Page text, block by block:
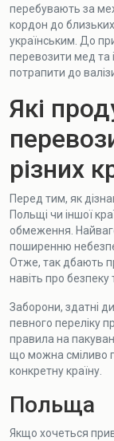
перебувають за
кордон до
українським. До
перевозити мед та
потрапити до
Які
різних
Перед тим, як
Польщі чи іншої
обмеження.
поширенню
Отже, так дбають
навіть про безпеку
Заборони, здатні
певного переліку
правила на
що можна сміливо
конкретну країну.
Польща
Якщо хочеться